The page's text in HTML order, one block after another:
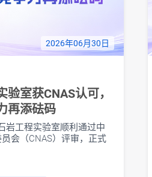
2026年06月30日
室获CNAS认可，
再添砝码
岩工程实验室顺利通过中
会（CNAS）评审，正式